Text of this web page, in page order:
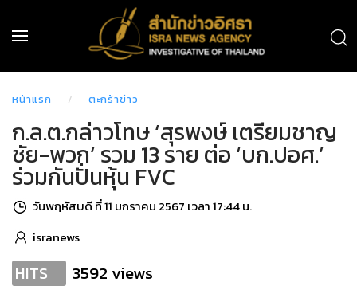
หน้าแรก ตะกร้าข่าว
ก.ล.ต.กล่าวโทษ ‘สุรพงษ์ เตรียมชาญ
ชัย-พวก’ รวม 13 ราย ต่อ ‘บก.ปอศ.’
ร่วมกันปั่นหุ้น FVC
วันพฤหัสบดี ที่ 11 มกราคม 2567 เวลา 17:44 น.
isranews
HITS 3592 views